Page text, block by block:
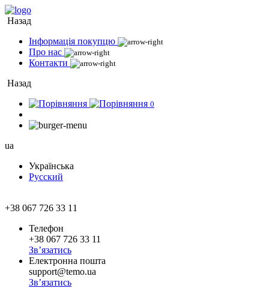
Назад
Інформація покупцю
Про нас
Контакти
Назад
0
ua
Українська
Русский
+38 067 726 33 11
Телефон
+38 067 726 33 11
Зв’язатись
Електронна пошта
support@temo.ua
Зв’язатись